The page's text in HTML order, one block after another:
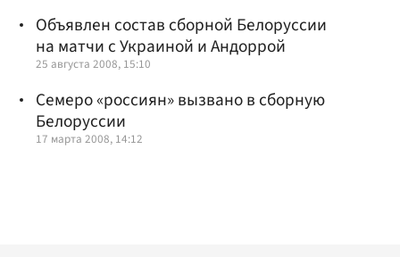
Объявлен состав сборной Белоруссии
на матчи с Украиной и Андоррой
25 августа 2008, 15:10
Семеро «россиян» вызвано в сборную
Белоруссии
17 марта 2008, 14:12